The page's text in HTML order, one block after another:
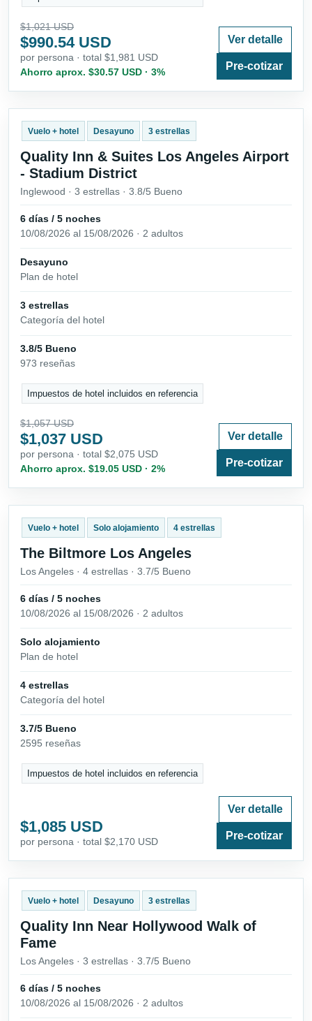
$1,021 USD
$990.54 USD
por persona · total $1,981 USD
Ahorro aprox. $30.57 USD · 3%
Ver detalle
Pre-cotizar
Vuelo + hotel Desayuno 3 estrellas
Quality Inn & Suites Los Angeles Airport
- Stadium District
Inglewood · 3 estrellas · 3.8/5 Bueno
6 días / 5 noches
10/08/2026 al 15/08/2026 · 2 adultos
Desayuno
Plan de hotel
3 estrellas
Categoría del hotel
3.8/5 Bueno
973 reseñas
Impuestos de hotel incluidos en referencia
$1,057 USD
$1,037 USD
por persona · total $2,075 USD
Ahorro aprox. $19.05 USD · 2%
Ver detalle
Pre-cotizar
Vuelo + hotel Solo alojamiento 4 estrellas
The Biltmore Los Angeles
Los Angeles · 4 estrellas · 3.7/5 Bueno
6 días / 5 noches
10/08/2026 al 15/08/2026 · 2 adultos
Solo alojamiento
Plan de hotel
4 estrellas
Categoría del hotel
3.7/5 Bueno
2595 reseñas
Impuestos de hotel incluidos en referencia
$1,085 USD
por persona · total $2,170 USD
Ver detalle
Pre-cotizar
Vuelo + hotel Desayuno 3 estrellas
Quality Inn Near Hollywood Walk of
Fame
Los Angeles · 3 estrellas · 3.7/5 Bueno
6 días / 5 noches
10/08/2026 al 15/08/2026 · 2 adultos